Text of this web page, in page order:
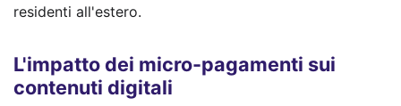
residenti all'estero.
L'impatto dei micro-pagamenti sui
contenuti digitali